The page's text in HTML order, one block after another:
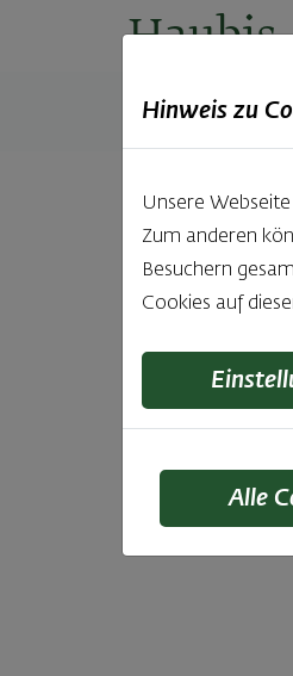
Haubis
Produkte
Hinweis zu
Unsere
Zum anderen
Besuchern
Cookies auf
Alle